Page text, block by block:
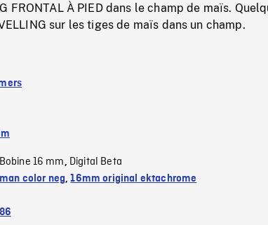
FRONTAL À PIED dans le champ de maïs.
sur les tiges de maïs dans un champ.
Bobine 16 mm, Digital Beta
color neg,16mm original ektachrome